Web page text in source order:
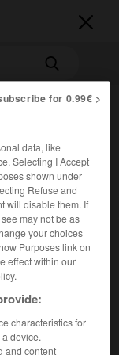


des Romains
for 0.99€ >
data, like
Selecting I Accept
shown under
Refuse and
will disable them. If
may not be as
your choices
Purposes link on
effect within our
characteristics for
device.
and content